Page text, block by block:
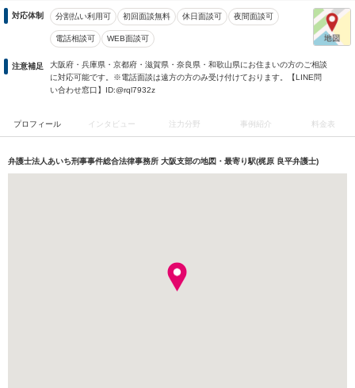
対応体制 分割払い利用可 初回面談無料 休日面談可 夜間面談可
電話相談可 WEB面談可
注意補足
大阪府・兵庫県・京都府・滋賀県・奈良県・和歌山県にお住まいの方のご相談
に対応可能です。※電話面談は遠方の方のみ受け付けております。【LINE問
い合わせ窓口】ID:@rql7932z
プロフィール インタビュー 注力分野 事例紹介 料金表
弁護士法人あいち刑事事件総合法律事務所 大阪支部の地図・最寄り駅(梶原 良平弁護士)